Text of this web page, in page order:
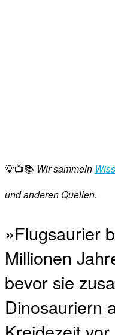
💡📺📚 Wir sammeln
und anderen Quellen.
»Flugsaurier
Millionen
bevor sie
Dinosauriern